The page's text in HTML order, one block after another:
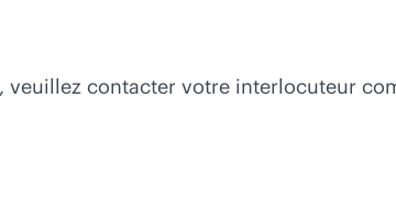
contacter votre interlocuteur